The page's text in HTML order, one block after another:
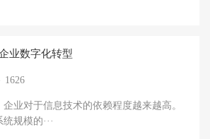
业数字化转型
1626
业对于信息技术的依赖程度越来越高。
规模的···